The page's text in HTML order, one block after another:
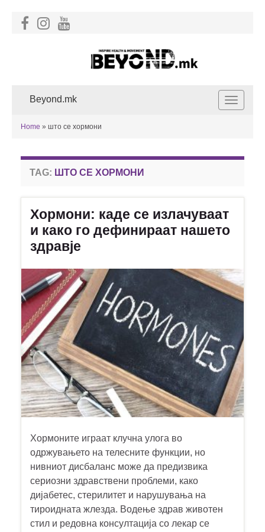
Toggle
Beyond.mk
Home » што се хормони
TAG: ШТО СЕ ХОРМОНИ
Хормони: каде се излачуваат
и како го дефинираат нашето
здравје
Хормоните играат клучна улога во
одржувањето на телесните функции, но
нивниот дисбаланс може да предизвика
сериозни здравствени проблеми, како
дијабетес, стерилитет и нарушувања на
тироидната жлезда. Водење здрав животен
стил и редовна консултација со лекар се